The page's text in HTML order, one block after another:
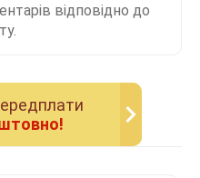
відповідно до